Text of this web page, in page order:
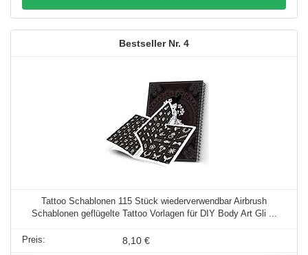
4
Tattoo Schablonen 115 Stück wiederverwendbar Airbrush
Schablonen geflügelte Tattoo Vorlagen für DIY Body Art Gli ...
8,10 €